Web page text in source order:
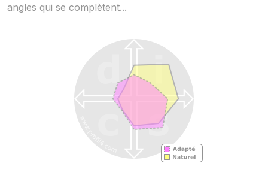
angles qui se complètent...